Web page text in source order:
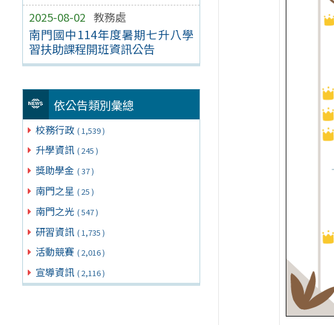
2025-08-02 教務處
南門國中114年度暑期七升八學
習扶助課程開班資訊公告
依公告類別彙總
校務行政 ( 1,539 )
升學資訊 ( 245 )
獎助學金 ( 37 )
南門之星 ( 25 )
南門之光 ( 547 )
研習資訊 ( 1,735 )
活動競賽 ( 2,016 )
宣導資訊 ( 2,116 )